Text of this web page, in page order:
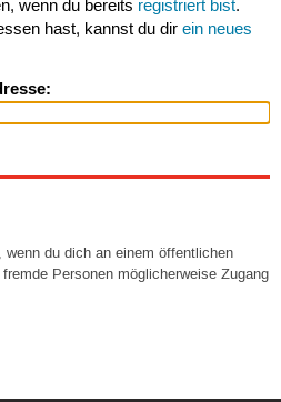
wenn du bereits registriert bist.
hast, kannst du dir ein neues
du dich an einem öffentlichen
Personen möglicherweise Zugang